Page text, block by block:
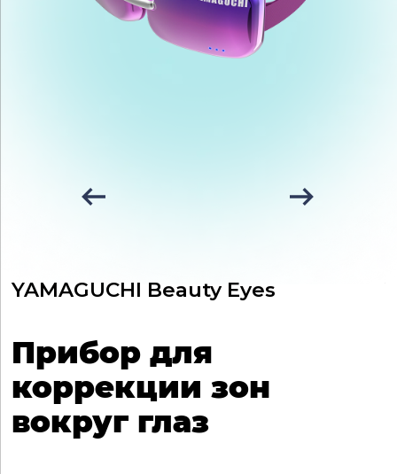
YAMAGUCHI Beauty Eyes
Прибор для
коррекции зон
вокруг глаз